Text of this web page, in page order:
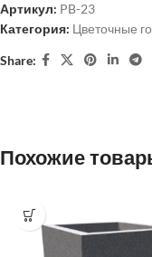
Артикул: PB-23
Категория: Цветочные
Share:
Похожие